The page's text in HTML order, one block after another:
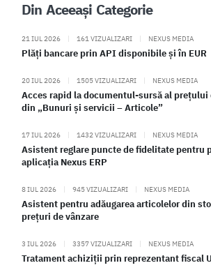
Din Aceeași Categorie
21 IUL 2026 | 161 VIZUALIZARI | NEXUS MEDIA
Plăți bancare prin API disponibile și în EUR
20 IUL 2026 | 1505 VIZUALIZARI | NEXUS MEDIA
Acces rapid la documentul-sursă al prețului
din „Bunuri și servicii – Articole”
17 IUL 2026 | 1432 VIZUALIZARI | NEXUS MEDIA
Asistent reglare puncte de fidelitate pentru
aplicația Nexus ERP
8 IUL 2026 | 945 VIZUALIZARI | NEXUS MEDIA
Asistent pentru adăugarea articolelor din
prețuri de vânzare
3 IUL 2026 | 3357 VIZUALIZARI | NEXUS MEDIA
Tratament achiziții prin reprezentant fiscal